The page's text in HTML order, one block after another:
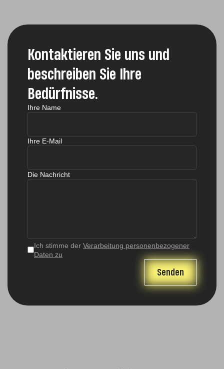
Kontaktieren Sie uns und
beschreiben Sie Ihre
Bedürfnisse.
Ihre Name
Ihre E-Mail
Die Nachricht
Ich stimme der Verarbeitung personenbezogener
Daten zu